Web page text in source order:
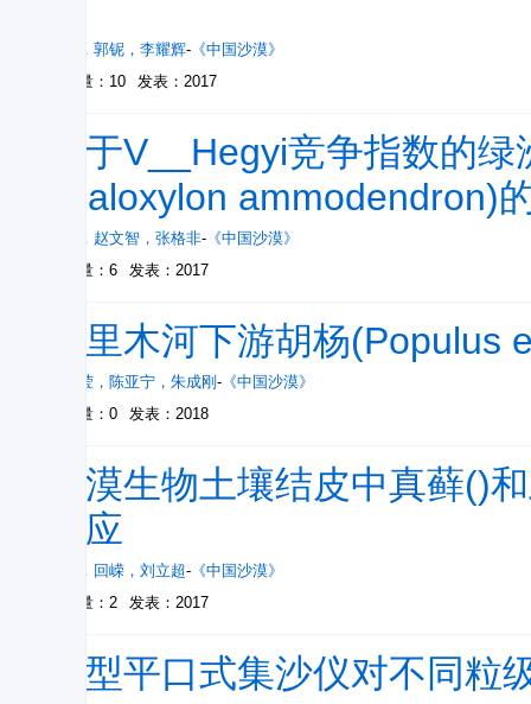
， 郭铌 ， 李耀辉- 《中国沙漠》
被引量：10
发表：2017
基于V__Hegyi竞争指数的
(Haloxylon ammodendron)
， 赵文智 ， 张格非- 《中国沙漠》
被引量：6
发表：2017
塔里木河下游胡杨(Populus
周莹莹 ， 陈亚宁 ， 朱成刚 - 《中国沙漠》
被引量：0
发表：2018
沙漠生物土壤结皮中真藓()
响应
， 回嵘 ， 刘立超- 《中国沙漠》
被引量：2
发表：2017
新型平口式集沙仪对不同粒